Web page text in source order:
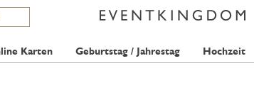
Karten Geburtstag / Jahrestag Hochzeit